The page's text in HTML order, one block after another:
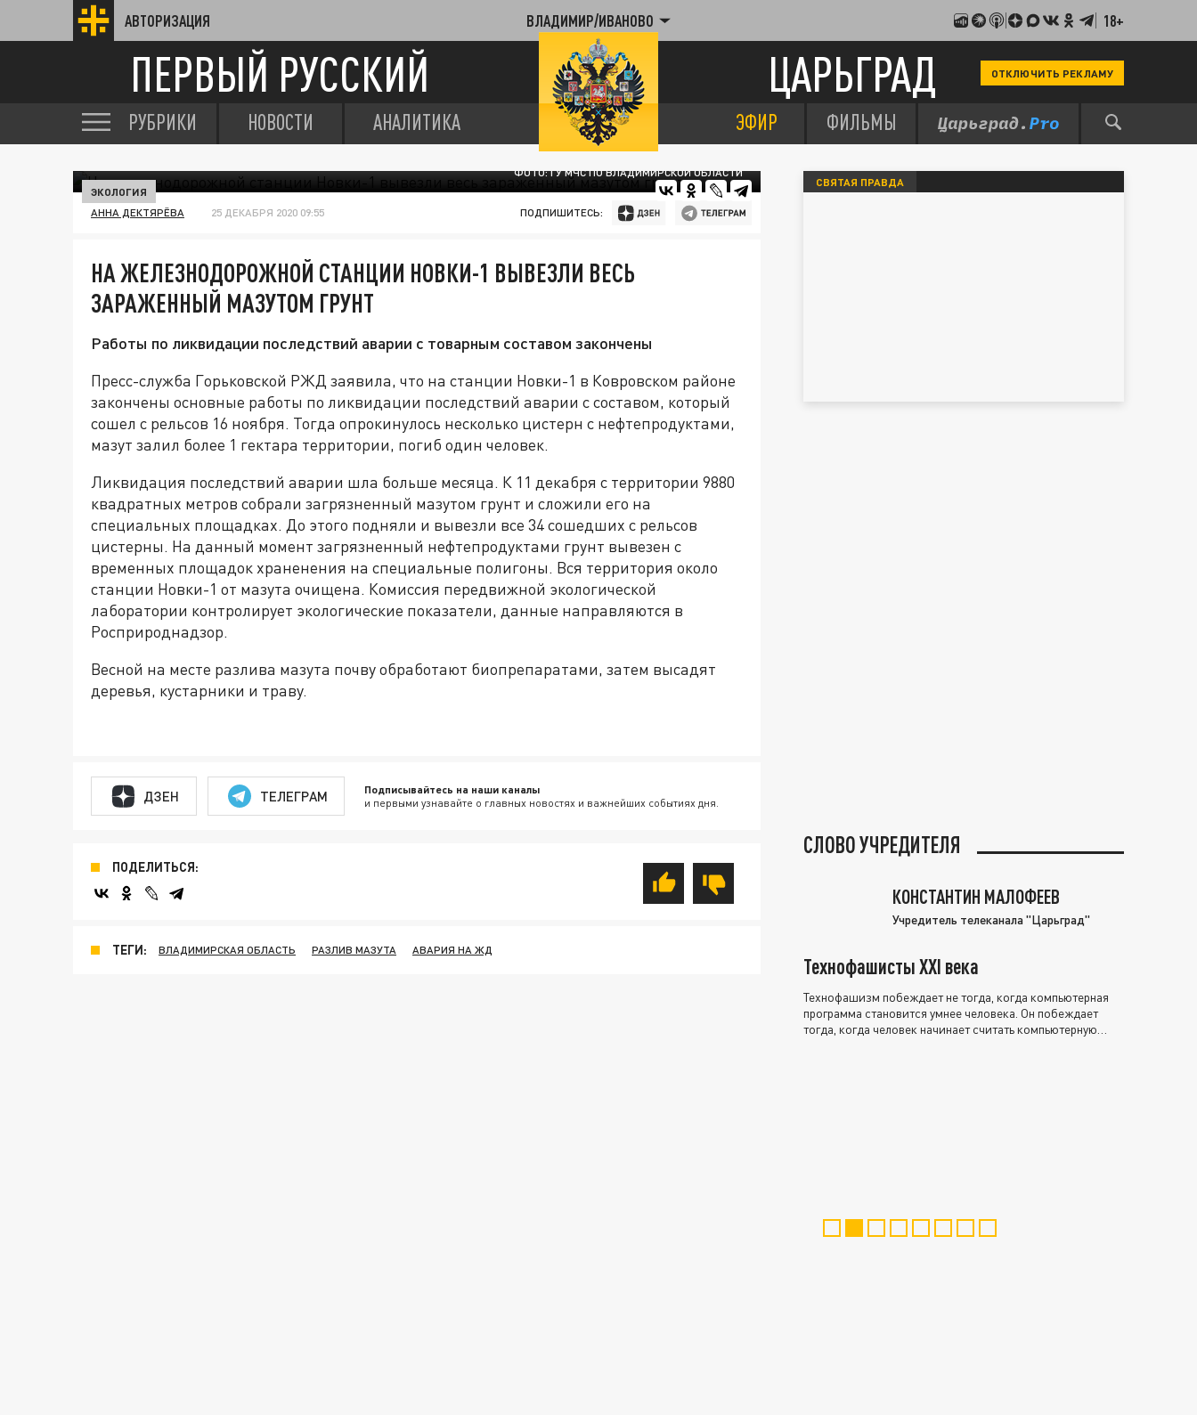
АВТОРИЗАЦИЯ ВЛАДИМИР/ИВАНОВО 18+
ПЕРВЫЙ РУССКИЙ ЦАРЬГРАД ОТКЛЮЧИТЬ РЕКЛАМУ
РУБРИКИ НОВОСТИ АНАЛИТИКА ЭФИР ФИЛЬМЫ
ФОТО: ГУ МЧС ПО ВЛАДИМИРСКОЙ ОБЛАСТИ
ЭКОЛОГИЯ
АННА ДЕКТЯРЁВА 25 ДЕКАБРЯ 2020 09:55 ПОДПИШИТЕСЬ:
НА ЖЕЛЕЗНОДОРОЖНОЙ СТАНЦИИ НОВКИ-1 ВЫВЕЗЛИ ВЕСЬ
ЗАРАЖЕННЫЙ МАЗУТОМ ГРУНТ
Работы по ликвидации последствий аварии с товарным составом закончены
Пресс-служба Горьковской РЖД заявила, что на станции Новки-1 в Ковровском районе
закончены основные работы по ликвидации последствий аварии с составом, который
сошел с рельсов 16 ноября. Тогда опрокинулось несколько цистерн с нефтепродуктами,
мазут залил более 1 гектара территории, погиб один человек.
Ликвидация последствий аварии шла больше месяца. К 11 декабря с территории 9880
квадратных метров собрали загрязненный мазутом грунт и сложили его на
специальных площадках. До этого подняли и вывезли все 34 сошедших с рельсов
цистерны. На данный момент загрязненный нефтепродуктами грунт вывезен с
временных площадок храненения на специальные полигоны. Вся территория около
станции Новки-1 от мазута очищена. Комиссия передвижной экологической
лаборатории контролирует экологические показатели, данные направляются в
Росприроднадзор.
Весной на месте разлива мазута почву обработают биопрепаратами, затем высадят
деревья, кустарники и траву.
ДЗЕН ТЕЛЕГРАМ Подписывайтесь на наши каналы
и первыми узнавайте о главных новостях и важнейших событиях дня.
ПОДЕЛИТЬСЯ:
ТЕГИ: ВЛАДИМИРСКАЯ ОБЛАСТЬ РАЗЛИВ МАЗУТА АВАРИЯ НА ЖД
СВЯТАЯ ПРАВДА
СЛОВО УЧРЕДИТЕЛЯ
КОНСТАНТИН МАЛОФЕЕВ
Учредитель телеканала "Царьград"
Технофашисты XXI века
Технофашизм побеждает не тогда, когда компьютерная
программа становится умнее человека. Он побеждает
тогда, когда человек начинает считать компьютерную